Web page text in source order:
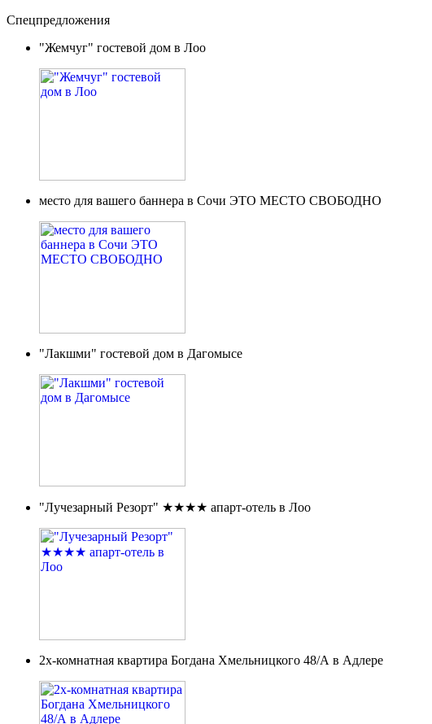
Спецпредложения
"Жемчуг" гостевой дом в Лоо
место для вашего баннера в Сочи ЭТО МЕСТО СВОБОДНО
"Лакшми" гостевой дом в Дагомысе
"Лучезарный Резорт" ★★★★ апарт-отель в Лоо
2х-комнатная квартира Богдана Хмельницкого 48/А в Адлере